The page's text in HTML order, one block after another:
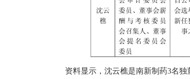
资料显示，沈云樵是南新制药3名